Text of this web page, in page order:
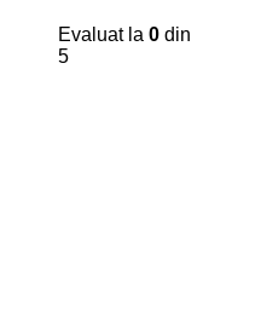
Evaluat la 0 din
5